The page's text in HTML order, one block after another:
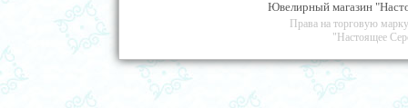
Ювелирный магазин
Права на торговую
"Настоящее